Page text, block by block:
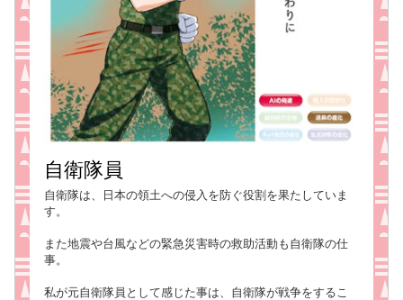
自衛隊員
自衛隊は、日本の領土への侵入を防ぐ役割を果たしていま
す。
また地震や台風などの緊急災害時の救助活動も自衛隊の仕
事。
私が元自衛隊員として感じた事は、自衛隊が戦争をするこ